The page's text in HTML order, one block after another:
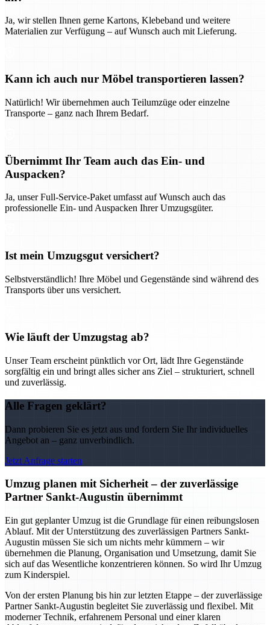
Ja, wir stellen Ihnen gerne Kartons, Klebeband und weitere
Materialien zur Verfügung – auf Wunsch auch mit Lieferung.
Kann ich auch nur Möbel transportieren lassen?
Natürlich! Wir übernehmen auch Teilumzüge oder einzelne
Transporte – ganz nach Ihrem Bedarf.
Übernimmt Ihr Team auch das Ein- und
Auspacken?
Ja, unser Full-Service-Paket umfasst auf Wunsch auch das
professionelle Ein- und Auspacken Ihrer Umzugsgüter.
Ist mein Umzugsgut versichert?
Selbstverständlich! Ihre Möbel und Gegenstände sind während des
Transports über uns versichert.
Wie läuft der Umzugstag ab?
Unser Team erscheint pünktlich vor Ort, lädt Ihre Gegenstände
sorgfältig ein und bringt alles sicher ans Ziel – strukturiert, schnell
und zuverlässig.
Alle Fragen geklärt?
Dann probieren Sie es jetzt aus und fordern Sie Ihr individuelles
Angebot an – ganz unverbindlich.
Jetzt Anfrage starten
Umzug planen mit Sicherheit – der zuverlässige
Partner Sankt-Augustin übernimmt
Ein gut geplanter Umzug ist die Grundlage für einen reibungslosen
Ablauf. Mit der Unterstützung des zuverlässigen Partners Sankt-
Augustin müssen Sie sich um nichts mehr kümmern – wir
übernehmen die Planung, Organisation und Umsetzung, damit Sie
sich auf das Wesentliche konzentrieren können. So wird Ihr Umzug
zum Kinderspiel.
Von der ersten Planung bis hin zur letzten Etappe – der zuverlässige
Partner Sankt-Augustin begleitet Sie zuverlässig und flexibel. Mit
moderner Technik, erfahrenem Personal und einer klaren